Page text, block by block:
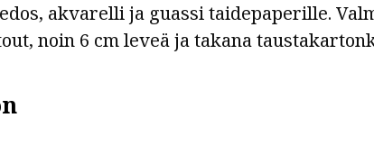
akvarelli ja guassi taidepaperille.
noin 6 cm leveä ja takana